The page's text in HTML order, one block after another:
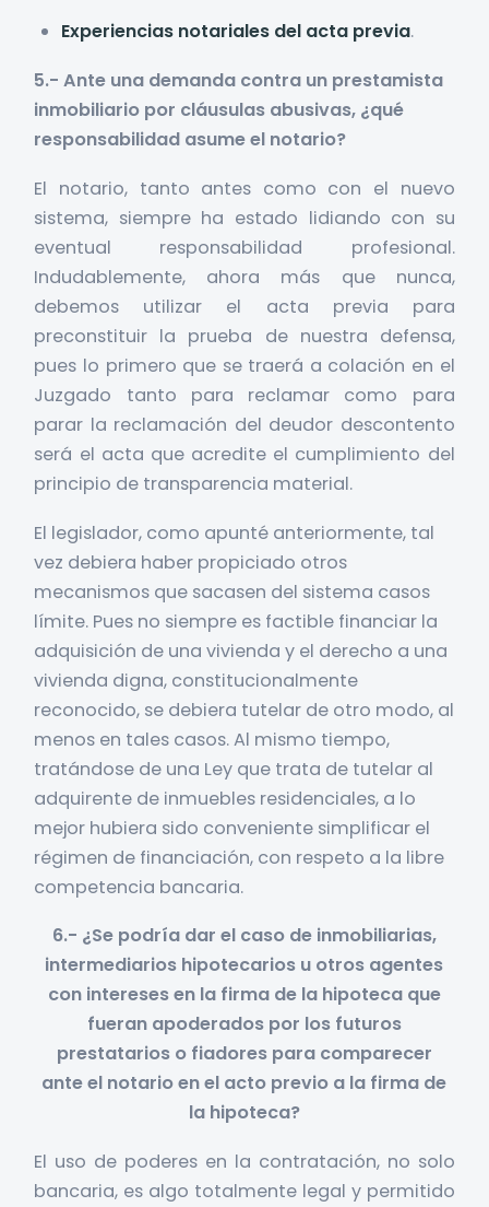
Experiencias notariales del acta previa.
5.- Ante una demanda contra un prestamista
inmobiliario por cláusulas abusivas, ¿qué
responsabilidad asume el notario?
El notario, tanto antes como con el nuevo
sistema, siempre ha estado lidiando con su
eventual responsabilidad profesional.
Indudablemente, ahora más que nunca,
debemos utilizar el acta previa para
preconstituir la prueba de nuestra defensa,
pues lo primero que se traerá a colación en el
Juzgado tanto para reclamar como para
parar la reclamación del deudor descontento
será el acta que acredite el cumplimiento del
principio de transparencia material.
El legislador, como apunté anteriormente, tal
vez debiera haber propiciado otros
mecanismos que sacasen del sistema casos
límite. Pues no siempre es factible financiar la
adquisición de una vivienda y el derecho a una
vivienda digna, constitucionalmente
reconocido, se debiera tutelar de otro modo, al
menos en tales casos. Al mismo tiempo,
tratándose de una Ley que trata de tutelar al
adquirente de inmuebles residenciales, a lo
mejor hubiera sido conveniente simplificar el
régimen de financiación, con respeto a la libre
competencia bancaria.
6.- ¿Se podría dar el caso de inmobiliarias,
intermediarios hipotecarios u otros agentes
con intereses en la firma de la hipoteca que
fueran apoderados por los futuros
prestatarios o fiadores para comparecer
ante el notario en el acto previo a la firma de
la hipoteca?
El uso de poderes en la contratación, no solo
bancaria, es algo totalmente legal y permitido